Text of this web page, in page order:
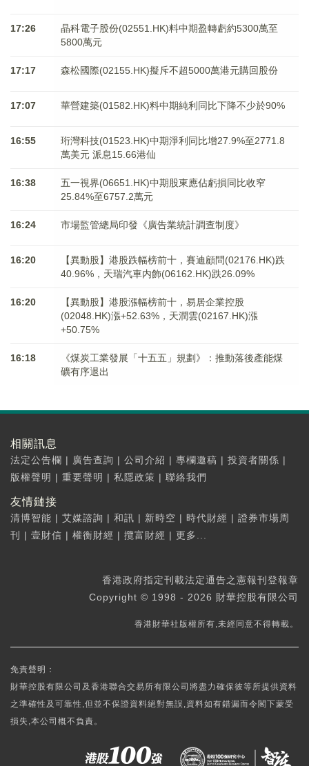
17:26
晶科電子股份(02551.HK)料中期盈轉虧約5300萬至
5800萬元
17:17 森松國際(02155.HK)擬斥不超5000萬港元購回股份
17:07 華營建築(01582.HK)料中期純利同比下降不少於90%
16:55
珩灣科技(01523.HK)中期淨利同比增27.9%至2771.8
萬美元 派息15.66港仙
16:38
五一視界(06651.HK)中期股東應佔虧損同比收窄
25.84%至6757.2萬元
16:24 市場監管總局印發《廣告業統計調查制度》
16:20
【異動股】港股跌幅榜前十，賽迪顧問(02176.HK)跌
40.96%，天瑞汽車内飾(06162.HK)跌26.09%
16:20
【異動股】港股漲幅榜前十，易居企業控股
(02048.HK)漲+52.63%，天潤雲(02167.HK)漲
+50.75%
16:18
《煤炭工業發展「十五五」規劃》：推動落後產能煤
礦有序退出
相關訊息
法定公告欄 | 廣告查詢 | 公司介紹 | 專欄邀稿 | 投資者關係 |
版權聲明 | 重要聲明 | 私隱政策 | 聯絡我們
友情鏈接
清博智能 | 艾媒諮詢 | 和訊 | 新時空 | 時代財經 | 證券市場周
刊
| 壹財信 | 權衡財經 | 攬富財經 | 更多...
香港政府指定刊載法定通告之憲報刊登報章
Copyright © 1998 - 2026 財華控股有限公司
香港財華社版權所有,未經同意不得轉載。
免責聲明：
財華控股有限公司及香港聯合交易所有限公司將盡力確保彼等所提供資料
之準確性及可靠性,但並不保證資料絕對無誤,資料如有錯漏而令閣下蒙受
損失,本公司概不負責。